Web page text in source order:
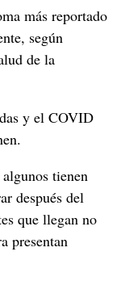
más reportado
según
de la
y el COVID
tienen
después del
que llegan no
presentan